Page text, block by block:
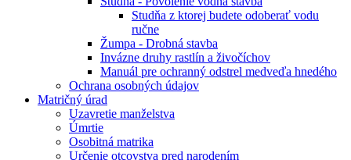
Studňa z ktorej budete odoberať vodu
ručne
Žumpa - Drobná stavba
Invázne druhy rastlín a živočíchov
Manuál pre ochranný odstrel medveďa hnedého
Ochrana osobných údajov
Matričný úrad
Uzavretie manželstva
Úmrtie
Osobitná matrika
Určenie otcovstva pred narodením